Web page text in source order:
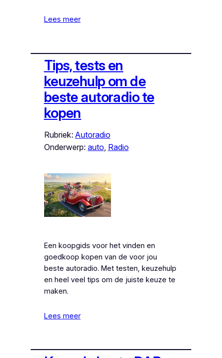
Lees meer
Tips, tests en
keuzehulp om de
beste autoradio te
kopen
Rubriek: Autoradio
Onderwerp: auto Radio
Een koopgids voor het vinden en
goedkoop kopen van de voor jou
beste autoradio. Met testen, keuzehulp
en heel veel tips om de juiste keuze te
maken.
Lees meer